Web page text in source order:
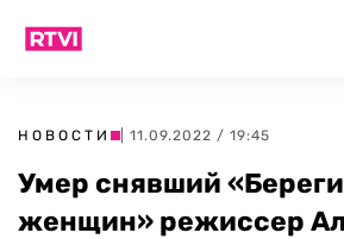
НОВОСТИ | 11.09.2022 / 19:45
Умер снявший
женщин» режиссер